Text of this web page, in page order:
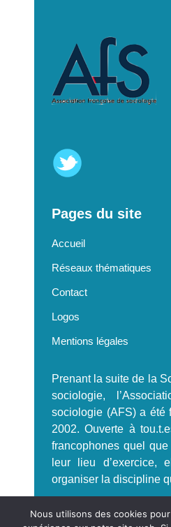
Pages du site
Accueil
Réseaux thématiques
Contact
Logos
Mentions légales
Prenant la suite de la
sociologie,
sociologie (AFS) a été
2002. Ouverte à
francophones quel
leur lieu d’exercice,
organiser la discipline
S'incrire à la Newsletter
Nous utilisons des cookies